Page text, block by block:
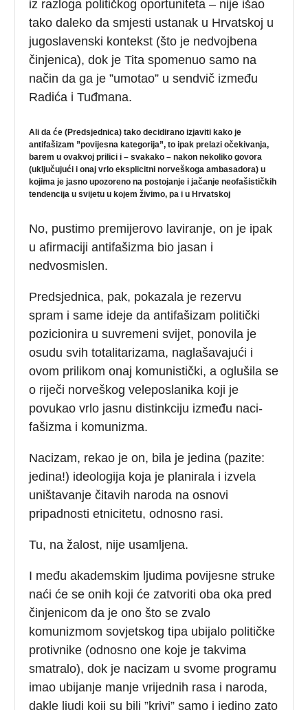
iz razloga političkog oportuniteta – nije išao
tako daleko da smjesti ustanak u Hrvatskoj u
jugoslavenski kontekst (što je nedvojbena
činjenica), dok je Tita spomenuo samo na
način da ga je ”umotao” u sendvič između
Radića i Tuđmana.
Ali da će (Predsjednica) tako decidirano izjaviti kako je
antifašizam ”povijesna kategorija”, to ipak prelazi očekivanja,
barem u ovakvoj prilici i – svakako – nakon nekoliko govora
(uključujući i onaj vrlo eksplicitni norveškoga ambasadora) u
kojima je jasno upozoreno na postojanje i jačanje neofašističkih
tendencija u svijetu u kojem živimo, pa i u Hrvatskoj
No, pustimo premijerovo laviranje, on je ipak
u afirmaciji antifašizma bio jasan i
nedvosmislen.
Predsjednica, pak, pokazala je rezervu
spram i same ideje da antifašizam politički
pozicionira u suvremeni svijet, ponovila je
osudu svih totalitarizama, naglašavajući i
ovom prilikom onaj komunistički, a oglušila se
o riječi norveškog veleposlanika koji je
povukao vrlo jasnu distinkciju između naci-
fašizma i komunizma.
Nacizam, rekao je on, bila je jedina (pazite:
jedina!) ideologija koja je planirala i izvela
uništavanje čitavih naroda na osnovi
pripadnosti etnicitetu, odnosno rasi.
Tu, na žalost, nije usamljena.
I među akademskim ljudima povijesne struke
naći će se onih koji će zatvoriti oba oka pred
činjenicom da je ono što se zvalo
komunizmom sovjetskog tipa ubijalo političke
protivnike (odnosno one koje je takvima
smatralo), dok je nacizam u svome programu
imao ubijanje manje vrijednih rasa i naroda,
dakle ljudi koji su bili ”krivi” samo i jedino zato